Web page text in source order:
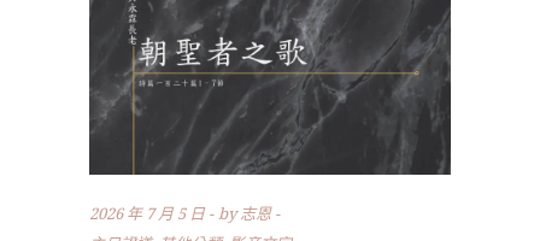
2026 年 7 月 5 日 by志恩